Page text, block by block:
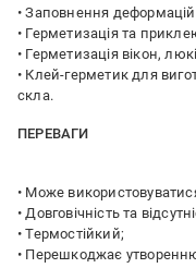
• Заповнення
• Герметизація та
• Герметизація вікон,
• Клей-герметик для
скла.
ПЕРЕВАГИ
• Може
• Довговічність та
• Термостійкий;
• Перешкоджає